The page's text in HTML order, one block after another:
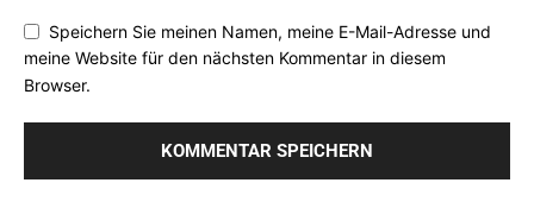
Speichern Sie meinen Namen, meine E-Mail-Adresse und
meine Website für den nächsten Kommentar in diesem
Browser.